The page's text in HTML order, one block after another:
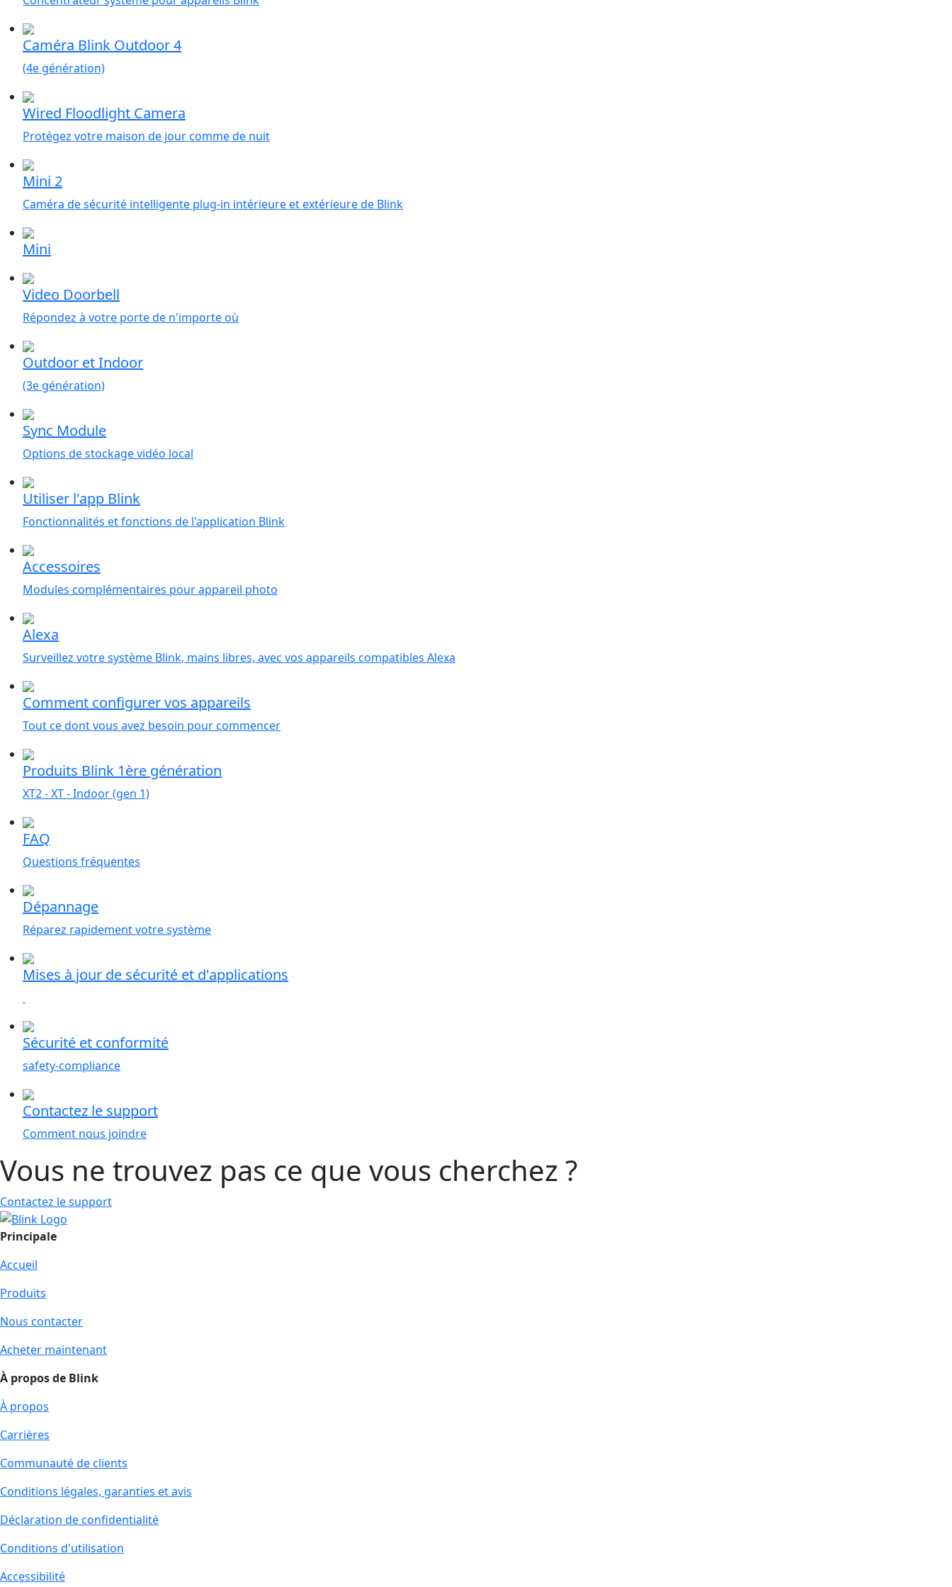
Caméra Blink Outdoor 4
(4e génération)
Wired Floodlight Camera
Protégez votre maison de jour comme de nuit
Mini 2
Caméra de sécurité intelligente plug-in intérieure et extérieure de Blink
Mini
Video Doorbell
Répondez à votre porte de n'importe où
Outdoor et Indoor
(3e génération)
Sync Module
Options de stockage vidéo local
Utiliser l'app Blink
Fonctionnalités et fonctions de l'application Blink
Accessoires
Modules complémentaires pour appareil photo
Alexa
Surveillez votre système Blink, mains libres, avec vos appareils compatibles Alexa
Comment configurer vos appareils
Tout ce dont vous avez besoin pour commencer
Produits Blink 1ère génération
XT2 - XT - Indoor (gen 1)
FAQ
Questions fréquentes
Dépannage
Réparez rapidement votre système
Mises à jour de sécurité et d'applications
Sécurité et conformité
safety-compliance
Contactez le support
Comment nous joindre
Vous ne trouvez pas ce que vous cherchez ?
Contactez le support
Principale
Accueil
Produits
Nous contacter
Acheter maintenant
À propos de Blink
À propos
Carrières
Communauté de clients
Conditions légales, garanties et avis
Déclaration de confidentialité
Conditions d'utilisation
Accessibilité